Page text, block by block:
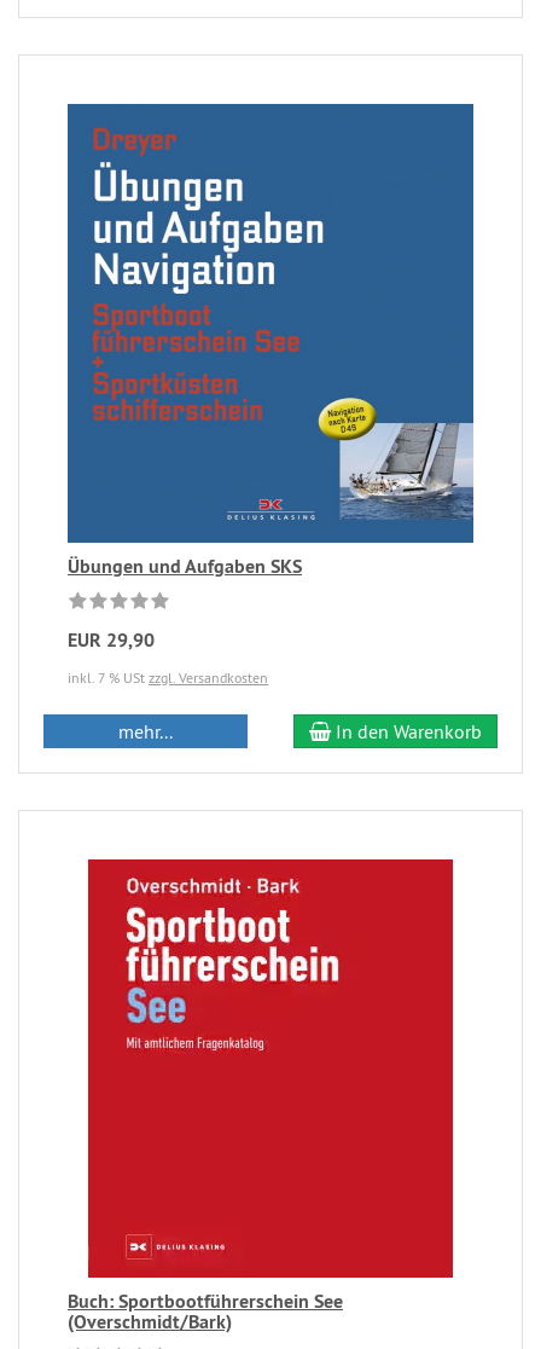
Übungen und Aufgaben SKS
EUR 29,90
inkl. 7 % USt zzgl. Versandkosten
mehr... In den Warenkorb
Buch: Sportbootführerschein See
(Overschmidt/Bark)